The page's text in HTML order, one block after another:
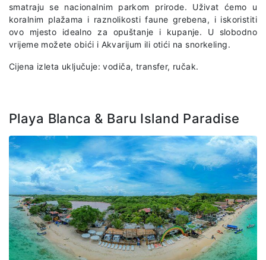
smatraju se nacionalnim parkom prirode. Uživat ćemo u
koralnim plažama i raznolikosti faune grebena, i iskoristiti
ovo mjesto idealno za opuštanje i kupanje. U slobodno
vrijeme možete obići i Akvarijum ili otići na snorkeling.
Cijena izleta uključuje: vodiča, transfer, ručak.
Playa Blanca & Baru Island Paradise